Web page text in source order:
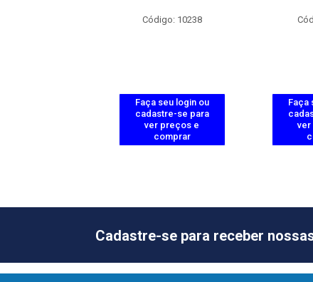
Código: 10238
Faça seu login ou
cadastre-se para
ver preços e
comprar
Faça
ver
Cadastre-se para receber